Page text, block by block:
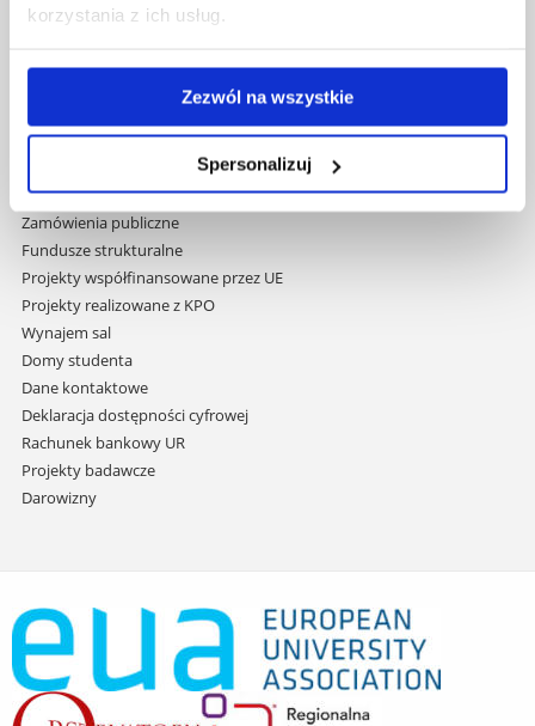
korzystania z ich usług.
Zezwól na wszystkie
Spersonalizuj
Pomiń
do
Polityka prywatności
Covid info
Praca na UR
Zamówienia publiczne
Fundusze strukturalne
Projekty współfinansowane przez UE
Projekty realizowane z KPO
Wynajem sal
Domy studenta
Dane kontaktowe
Deklaracja dostępności cyfrowej
Rachunek bankowy UR
Projekty badawcze
Darowizny